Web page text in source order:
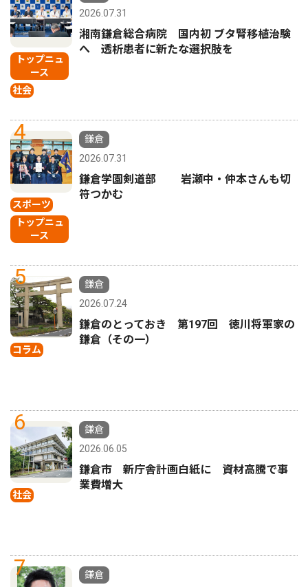
トップニュ
ース
社会
2026.07.31
湘南鎌倉総合病院 国内初 ブタ腎移植治験
へ 透析患者に新たな選択肢を
4
スポーツ
トップニュ
ース
鎌倉
2026.07.31
鎌倉学園剣道部 岩瀬中・仲本さんも切
符つかむ
5
コラム
鎌倉
2026.07.24
鎌倉のとっておき 第197回 徳川将軍家の
鎌倉（その一）
6
社会
鎌倉
2026.06.05
鎌倉市 新庁舎計画白紙に 資材高騰で事
業費増大
7
鎌倉